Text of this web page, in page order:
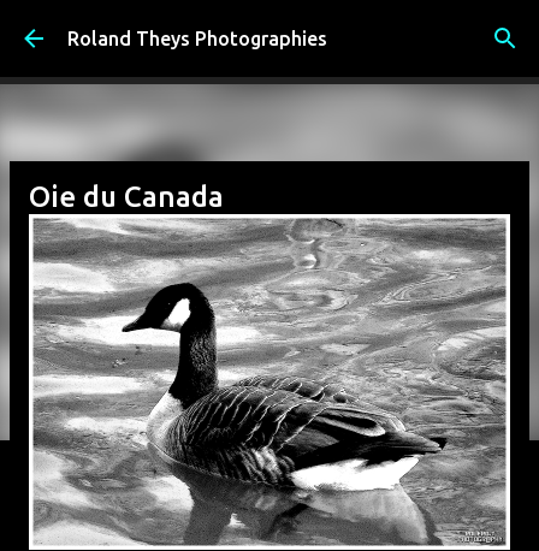
Accéder au contenu principal
Roland Theys Photographies
Oie du Canada